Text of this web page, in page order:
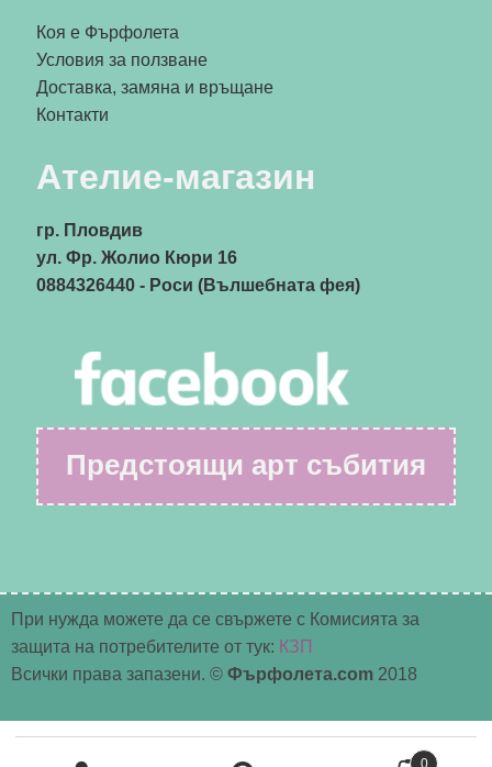
Коя е Фърфолета
Условия за ползване
Доставка, замяна и връщане
Контакти
Ателие-магазин
гр. Пловдив
ул. Фр. Жолио Кюри 16
0884326440- Роси (Вълшебната фея)
Предстоящи арт събития
0
При нужда можете да се свържете с Комисията за
защита на потребителите от тук: КЗП
Всички права запазени. © Фърфолета.com 2018